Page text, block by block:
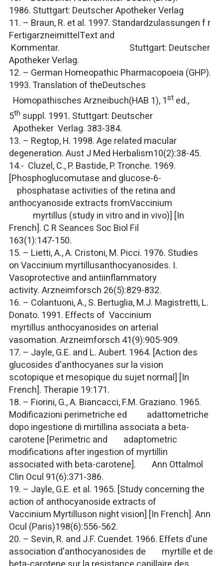
1986. Stuttgart: Deutscher Apotheker Verlag
11. – Braun, R. et al. 1997. Standardzulassungen f r
FertigarzneimittelText and
Kommentar. Stuttgart: Deutscher
Apotheker Verlag.
12. – German Homeopathic Pharmacopoeia (GHP).
1993. Translation of theDeutsches
Homopathisches Arzneibuch(HAB 1), 1sted.,
5th suppl. 1991. Stuttgart: Deutscher
Apotheker Verlag. 383-384.
13. – Regtop, H. 1998. Age related macular
degeneration.Aust J Med Herbalism10(2):38-45.
14.- Cluzel, C., P. Bastide, P. Tronche. 1969.
[Phosphoglucomutase and glucose-6-
phosphatase activities of the retina and
anthocyanoside extracts fromVaccinium
myrtillus (studyin vitroand in vivo)] [In
French]. C R Seances Soc Biol Fil
163(1):147-150.
15. – Lietti, A., A. Cristoni, M. Picci. 1976. Studies
onVaccinium myrtillusanthocyanosides. I.
Vasoprotective and antiinflammatory
activity.Arzneimforsch 26(5):829-832.
16. – Colantuoni, A., S. Bertuglia, M.J. Magistretti, L.
Donato. 1991. Effects of Vaccinium
myrtillus anthocyanosides on arterial
vasomation.Arzneimforsch 41(9):905-909.
17. – Jayle, G.E. and L. Aubert. 1964. [Action des
glucosides d'anthocyanes sur la vision
scotopique et mesopique du sujet normal] [In
French]. Therapie 19:171.
18. – Fiorini, G., A. Biancacci, F.M. Graziano. 1965.
Modificazioni perimetriche ed adattometriche
dopo ingestione di mirtillina associata a beta-
carotene [Perimetric and adaptometric
modifications after ingestion of myrtillin
associated with beta-carotene]. Ann Ottalmol
Clin Ocul 91(6):371-386.
19. – Jayle, G.E. et al. 1965. [Study concerning the
action of anthocyanoside extracts of
Vaccinium Myrtilluson night vision] [In French].Ann
Ocul (Paris)198(6):556-562.
20. – Sevin, R. and J.F. Cuendet. 1966. Effets d'une
association d'anthocyanosides de myrtille et de